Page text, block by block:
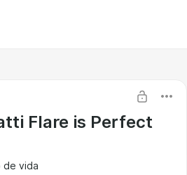
Flare is Perfect
de vida